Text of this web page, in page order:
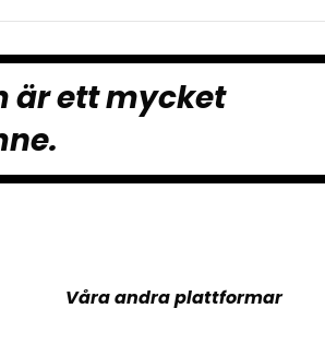
är ett mycket
Våra andra plattformar